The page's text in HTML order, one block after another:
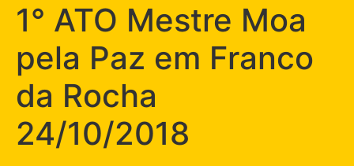
1° ATO Mestre Moa
pela Paz em Franco
da Rocha
24/10/2018